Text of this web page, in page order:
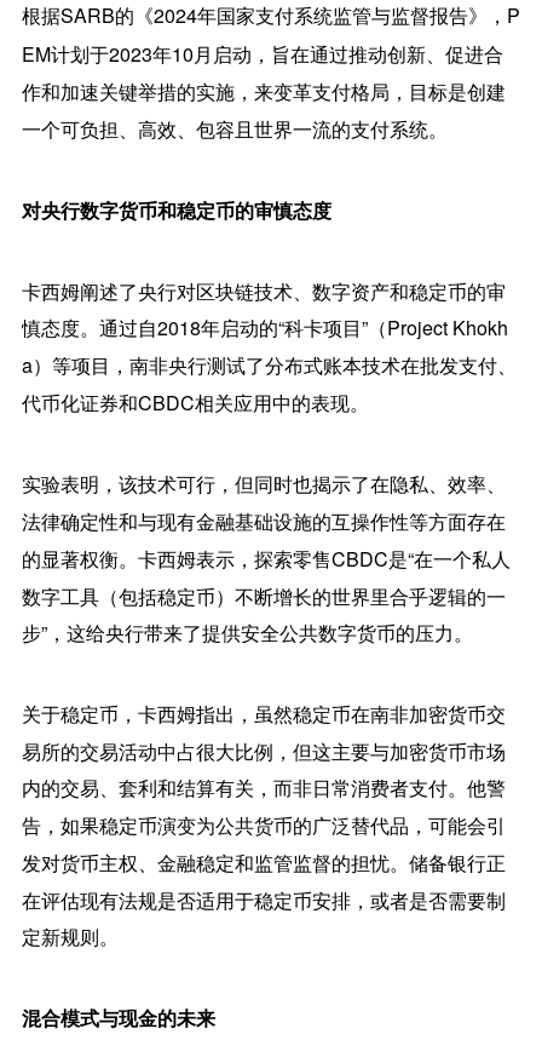
根据SARB的《2024年国家支付系统监管与监督报告》， P
EM计划于2023年10月启动，旨在通过推动创新、促进合
作和加速关键举措的实施，来变革支付格局，目标是创建
一个可负担、高效、包容且世界一流的支付系统。
对央行数字货币和稳定币的审慎态度
卡西姆阐述了央行对区块链技术、数字资产和稳定币的审
慎态度。通过自2018年启动的“科卡项目”（Project Khokh
a）等项目， 南非央行测试了分布式账本技术在批发支付、
代币化证券和CBDC相关应用中的表现。
实验表明，该技术可行，但同时也揭示了在隐私、效率、
法律确定性和与现有金融基础设施的互操作性等方面存在
的显著权衡。卡西姆表示， 探索零售CBDC是“在一个私人
数字工具（包括稳定币）不断增长的世界里合乎逻辑的一
步”，这给央行带来了提供安全公共数字货币的压力。
关于稳定币，卡西姆指出，虽然稳定币在南非加密货币交
易所的交易活动中占很大比例，但这主要与加密货币市场
内的交易、套利和结算有关，而非日常消费者支付。他警
告，如果稳定币演变为公共货币的广泛替代品，可能会引
发对货币主权、金融稳定和监管监督的担忧。储备银行正
在评估现有法规是否适用于稳定币安排，或者是否需要制
定新规则。
混合模式与现金的未来